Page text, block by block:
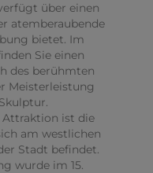
über einen
atemberaubende
bietet. Im
Sie einen
des berühmten
Meisterleistung
Attraktion ist die
am westlichen
Stadt befindet.
wurde im 15.